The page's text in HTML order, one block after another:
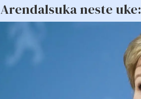
Arendalsuka neste uke: